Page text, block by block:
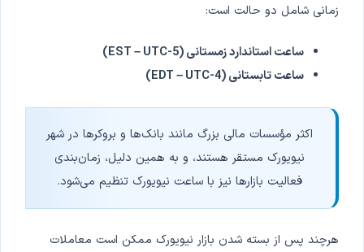
زمانی شامل دو حالت است:
ساعت استاندارد زمستانی (EST – UTC-5)
ساعت تابستانی (EDT – UTC-4)
اکثر مؤسسات مالی بزرگ مانند بانک‌ها و بروکرها در شهر
نیویورک مستقر هستند، و به همین دلیل، زمان‌بندی
فعالیت بازارها نیز با ساعت نیویورک تنظیم می‌شود.
هرچند پس از بسته شدن بازار نیویورک ممکن است معاملات